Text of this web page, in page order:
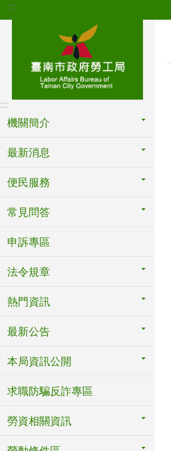
跳到主要內容區塊
:::
:::
機關簡介
最新消息
便民服務
常見問答
申訴專區
法令規章
熱門資訊
最新公告
本局資訊公開
求職防騙反詐專區
勞資相關資訊